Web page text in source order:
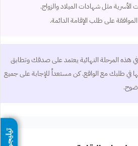
الأسرية مثل شهادات الميلاد والزواج.
على طلب الإقامة الدائمة.
هذه المرحلة النهائية يعتمد على صدقك وتطابق
في طلبك مع الواقع. كن مستعداً للإجابة على جميع